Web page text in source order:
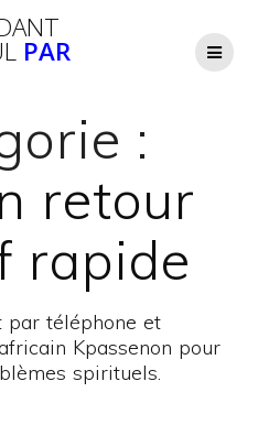
au
contenu
PAR
:
retour
rapide
par téléphone et
Kpassenon pour
spirituels.